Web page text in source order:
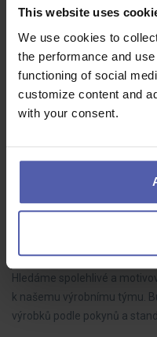
This website uses
We use cookies to
the performance and
functioning of social
customize content and
with your consent.
Do našeho týmu hledáme
rozvíjet výrobní procesy,
kolegy napříč výrobou.
dotahovat…
Montážní dělník ve
Hledáme spolehlivé a
k našemu výrobnímu týmu.
výrobků podle pokynů a